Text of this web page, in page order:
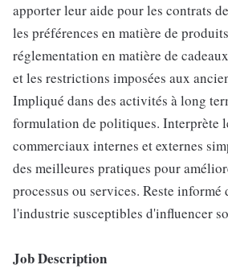
apporter leur aide pour les contrats
les préférences en matière de
réglementation en matière de
et les restrictions imposées aux
Impliqué dans des activités à long
formulation de politiques. Interprète
commerciaux internes et externes
des meilleures pratiques pour
processus ou services. Reste informé
l'industrie susceptibles d'influencer
Job Description